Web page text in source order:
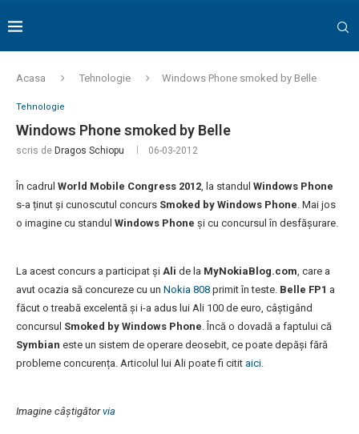
Acasa Tehnologie Windows Phone smoked by Belle
Tehnologie
Windows Phone smoked by Belle
scris de Dragos Schiopu 06-03-2012
În cadrul World Mobile Congress 2012, la standul Windows Phone
s-a ținut și cunoscutul concurs Smoked by Windows Phone. Mai jos
o imagine cu standul Windows Phone și cu concursul în desfășurare.
La acest concurs a participat și Ali de la MyNokiaBlog.com, care a
avut ocazia să concureze cu un Nokia 808 primit în teste. Belle FP1 a
făcut o treabă excelentă și i-a adus lui Ali 100 de euro, câștigând
concursul Smoked by Windows Phone. Încă o dovadă a faptului că
Symbian este un sistem de operare deosebit, ce poate depăși fără
probleme concurența. Articolul lui Ali poate fi citit aici.
Imagine câștigătorvia